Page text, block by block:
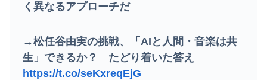
く異なるアプローチだ
→松任谷由実の挑戦、「AIと人間・音楽は共
生」できるか？ たどり着いた答え
https://t.co/seKxreqEjG